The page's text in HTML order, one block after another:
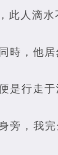
此人滴
時，他
是行走
旁，我